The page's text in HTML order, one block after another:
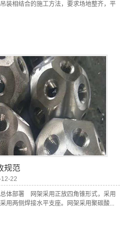
装相结合的施工方法，要求场地整齐，平
规范
22
体部署 网架采用正放四角锥形式，采用
用两侧焊接水平支座。网架采用聚碳酸...